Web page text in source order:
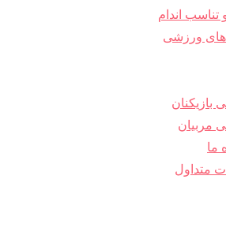
اندام
های ورزشی
بازیکنان
مربیان
ما
متداول